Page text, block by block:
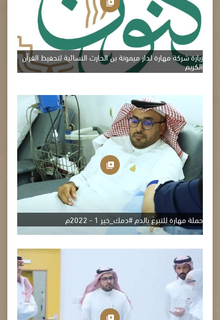
زيارة شركة مهارة لدار ميمونة بن الحارث النسائية لتحفيظ القرآن
الكريم
حملة مهارة للتبرع بالدم #دمك_خير 1 - 2022م